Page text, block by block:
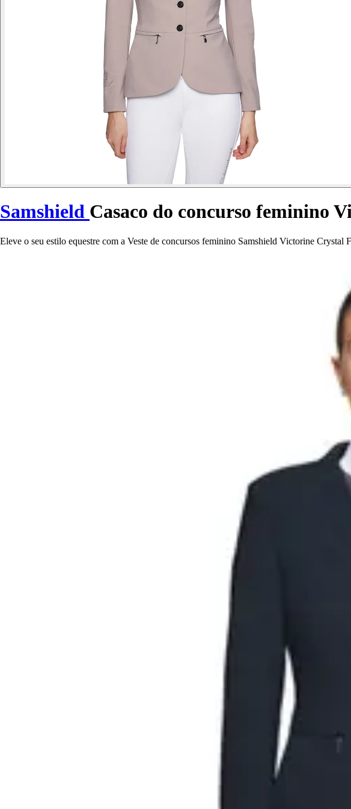
Samshield Casaco do concurso feminino
Eleve o seu estilo equestre com a Veste de concursos feminino Samshield Victorine Crystal